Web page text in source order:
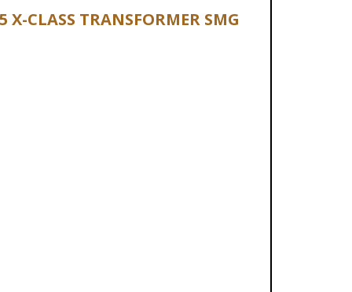
CLASS TRANSFORMER SMG